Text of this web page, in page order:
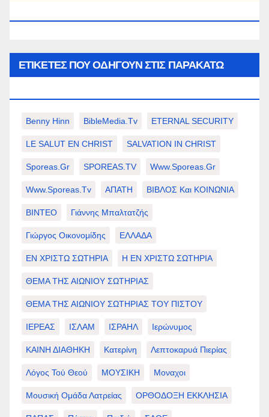
ΕΤΙΚΈΤΕΣ ΠΟΥ ΟΔΗΓΟΎΝ ΣΤΙΣ ΠΑΡΑΚΆΤΩ
Benny Hinn BibleMedia.tv ETERNAL SECURITY
LE SALUT EN CHRIST SALVATION IN CHRIST
Sporeas.gr SPOREAS.TV Www.sporeas.gr
Www.sporeas.tv ΑΠΑΤΗ ΒΙΒΛΟΣ Και ΚΟΙΝΩΝΙΑ
ΒΙΝΤΕΟ Γιάννης Μπαλτατζής
Γιώργος Οικονομίδης ΕΛΛΑΔΑ
ΕΝ ΧΡΙΣΤΩ ΣΩΤΗΡΙΑ Η ΕΝ ΧΡΙΣΤΩ ΣΩΤΗΡΙΑ
ΘΕΜΑ ΤΗΣ ΑΙΩΝΙΟΥ ΣΩΤΗΡΙΑΣ
ΘΕΜΑ ΤΗΣ ΑΙΩΝΙΟΥ ΣΩΤΗΡΙΑΣ ΤΟΥ ΠΙΣΤΟΥ
ΙΕΡΕΑΣ ΙΣΛΑΜ ΙΣΡΑΗΛ Ιερώνυμος
ΚΑΙΝΗ ΔΙΑΘΗΚΗ Κατερίνη Λεπτοκαρυά Πιερίας
Λόγος Τού Θεού ΜΟΥΣΙΚΗ Μοναχοι
Μουσική Ομάδα Λατρείας ΟΡΘΟΔΟΞΗ ΕΚΚΛΗΣΙΑ